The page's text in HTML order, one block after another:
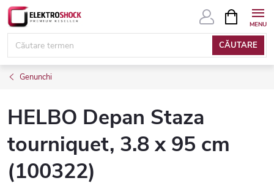
Treci
conținut
CĂUTARE
COŞ
DE
Genunchi
HELBO Depan Staza
tourniquet, 3.8 x 95 cm
(100322)